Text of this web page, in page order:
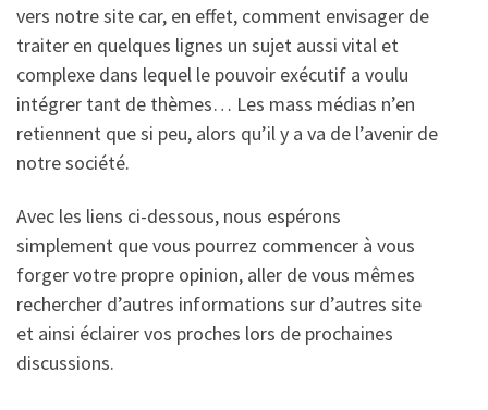
vers notre site car, en effet, comment envisager de
traiter en quelques lignes un sujet aussi vital et
complexe dans lequel le pouvoir exécutif a voulu
intégrer tant de thèmes… Les mass médias n’en
retiennent que si peu, alors qu’il y a va de l’avenir de
notre société.
Avec les liens ci-dessous, nous espérons
simplement que vous pourrez commencer à vous
forger votre propre opinion, aller de vous mêmes
rechercher d’autres informations sur d’autres site
et ainsi éclairer vos proches lors de prochaines
discussions.